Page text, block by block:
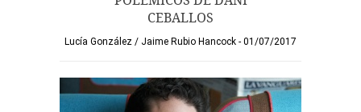
CEBALLOS
Lucía González / Jaime Rubio Hancock 01/07/2017